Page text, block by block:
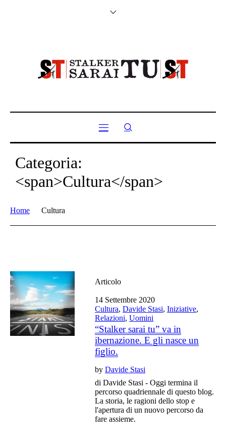
Categoria:
<span>Cultura</span>
Home Cultura
Articolo
14 Settembre 2020
Cultura,Davide Stasi,Iniziative,
Relazioni,Uomini
“Stalker sarai tu” va in
ibernazione. E gli nasce un
figlio.
byDavide Stasi
di Davide Stasi - Oggi termina il
percorso quadriennale di questo blog.
La storia, le ragioni dello stop e
l'apertura di un nuovo percorso da
fare assieme.